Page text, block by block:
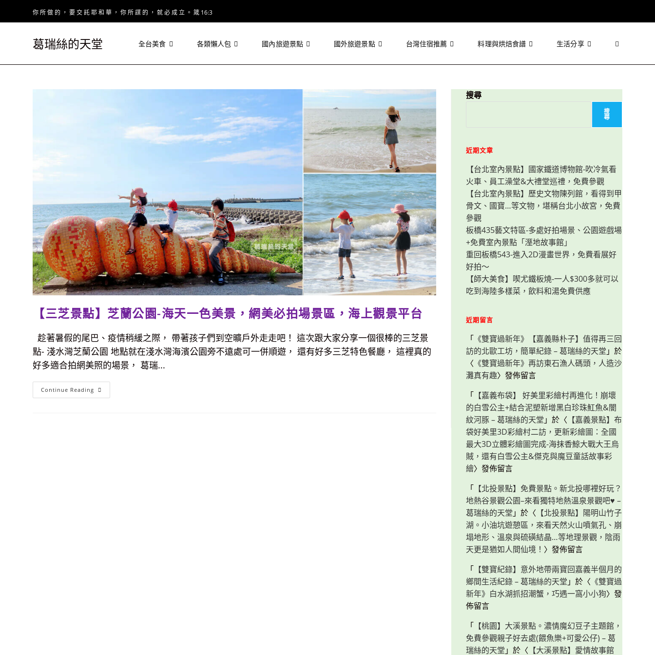
你 所 做 的 ， 要 交 託 耶 和 華 ， 你 所 謀 的 ， 就 必 成 立 。 箴 16:3
葛瑞絲的天堂 全台美食 各類懶人包 國內旅遊景點 國外旅遊景點 台灣住宿推薦 料理與烘焙食譜 生活分享 Toggle
search
【三芝景點】芝蘭公園-海天一色美景，網美必拍場景區，海上觀景平台
趁著暑假的尾巴、疫情稍緩之際， 帶著孩子們到空曠戶外走走吧！ 這次跟大家分享一個很棒的三芝景
點- 淺水灣芝蘭公園 地點就在淺水灣海濱公園旁不遠處可一併順遊， 還有好多三芝特色餐廳， 這裡真的
好多適合拍網美照的場景， 葛瑞...
Continue Reading 【三
芝
搜尋
搜
尋
近期文章
【台北室內景點】國家鐵道博物館-吹冷氣看
火車、員工澡堂&大禮堂巡禮，免費參觀
【台北室內景點】歷史文物陳列館，看得到甲
骨文、國寶…等文物，堪稱台北小故宮，免費
參觀
板橋435藝文特區-多處好拍場景、公園遊戲場
+免費室內景點「溼地故事館」
重回板橋543-進入2D漫畫世界，免費看展好
好拍～
【師大美食】喫尤鐵板燒-一人$300多就可以
吃到海陸多樣菜，飲料和湯免費供應
近期留言
「 《雙寶過新年》【嘉義縣朴子】值得再三回
訪的北歐工坊，簡單紀錄 – 葛瑞絲的天堂 」於
〈 《雙寶過新年》再訪東石漁人碼頭，人造沙
灘真有趣〉發佈留言
「 【嘉義布袋】 好美里彩繪村再進化！崩壞
的白雪公主+結合泥塑新增黑白珍珠魟魚&闇
紋河豚 – 葛瑞絲的天堂 」於〈 【嘉義景點】布
袋好美里3D彩繪村二訪，更新彩繪圖：全國
最大3D立體彩繪圖完成-海抹香鯨大戰大王烏
賊，還有白雪公主&傑克與魔豆童話故事彩
繪〉發佈留言
「 【北投景點】免費景點。新北投哪裡好玩？
地熱谷景觀公園–來看獨特地熱溫泉景觀吧♥ –
葛瑞絲的天堂 」於〈 【北投景點】陽明山竹子
湖。小油坑遊憩區，來看天然火山噴氣孔、崩
塌地形、溫泉與硫磺結晶…等地理景觀，陰雨
天更是猶如人間仙境！ 〉發佈留言
「 【雙寶紀錄】意外地帶兩寶回嘉義半個月的
鄉間生活紀錄 – 葛瑞絲的天堂 」於〈 《雙寶過
新年》白水湖抓招潮蟹，巧遇一窩小小狗〉發
佈留言
「 【桃園】大溪景點。濃情魔幻豆子主題館，
免費參觀親子好去處(餵魚樂+可愛公仔) – 葛
瑞絲的天堂 」於〈 【大溪景點】愛情故事館